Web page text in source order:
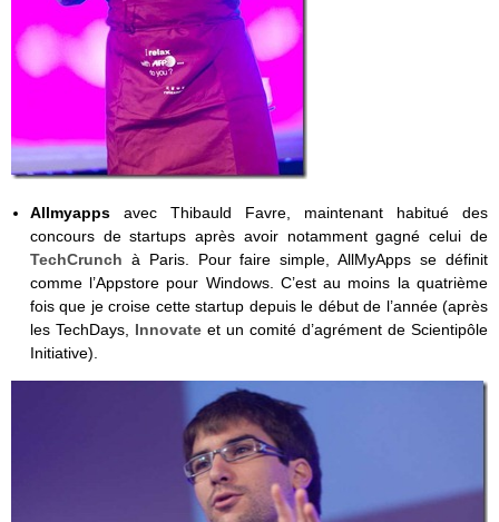
Allmyappsavec Thibauld Favre, maintenant habitué des
concours de startups après avoir notamment gagné celui de
TechCrunch à Paris. Pour faire simple, AllMyApps se définit
comme l’Appstore pour Windows. C’est au moins la quatrième
fois que je croise cette startup depuis le début de l’année (après
les TechDays, Innovateet un comité d’agrément de Scientipôle
Initiative).